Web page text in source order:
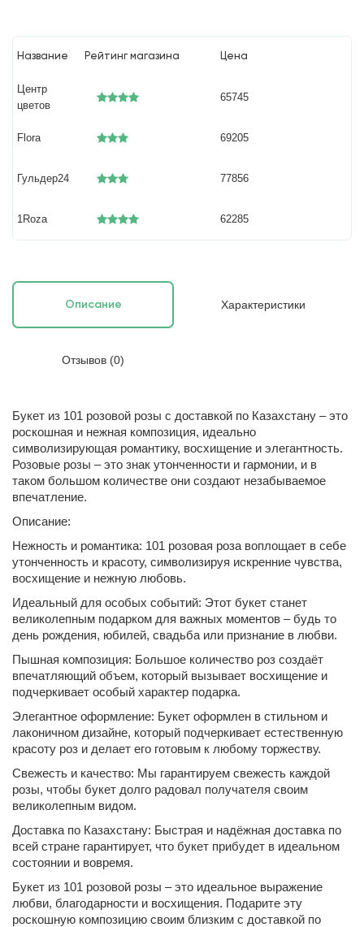
Название Рейтинг магазина Цена
Центр
цветов
65745
Flora 69205
Гульдер24 77856
1Roza 62285
Описание Характеристики
Отзывов (0)
Букет из 101 розовой розы с доставкой по Казахстану – это
роскошная и нежная композиция, идеально
символизирующая романтику, восхищение и элегантность.
Розовые розы – это знак утонченности и гармонии, и в
таком большом количестве они создают незабываемое
впечатление.
Описание:
Нежность и романтика: 101 розовая роза воплощает в себе
утонченность и красоту, символизируя искренние чувства,
восхищение и нежную любовь.
Идеальный для особых событий: Этот букет станет
великолепным подарком для важных моментов – будь то
день рождения, юбилей, свадьба или признание в любви.
Пышная композиция: Большое количество роз создаёт
впечатляющий объем, который вызывает восхищение и
подчеркивает особый характер подарка.
Элегантное оформление: Букет оформлен в стильном и
лаконичном дизайне, который подчеркивает естественную
красоту роз и делает его готовым к любому торжеству.
Свежесть и качество: Мы гарантируем свежесть каждой
розы, чтобы букет долго радовал получателя своим
великолепным видом.
Доставка по Казахстану: Быстрая и надёжная доставка по
всей стране гарантирует, что букет прибудет в идеальном
состоянии и вовремя.
Букет из 101 розовой розы – это идеальное выражение
любви, благодарности и восхищения. Подарите эту
роскошную композицию своим близким с доставкой по